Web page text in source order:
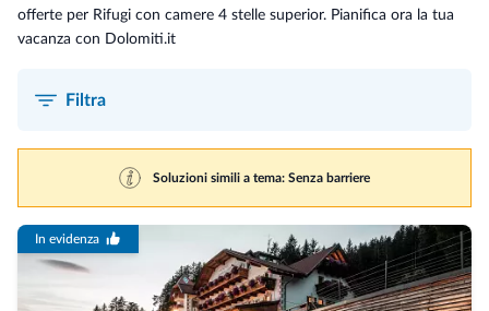
offerte per Rifugi con camere 4 stelle superior. Pianifica ora la tua
vacanza con Dolomiti.it
Filtra
Soluzioni simili a tema: Senza barriere
In evidenza